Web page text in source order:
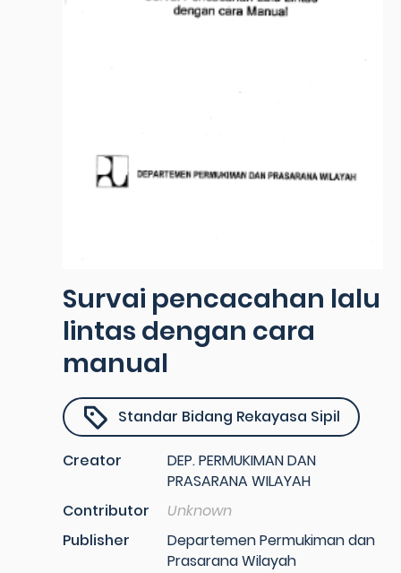
Survai pencacahan lalu
lintas dengan cara
manual
Standar Bidang Rekayasa Sipil
Creator
DEP. PERMUKIMAN DAN
PRASARANA WILAYAH
Contributor
Unknown
Publisher
Departemen Permukiman dan
Prasarana Wilayah